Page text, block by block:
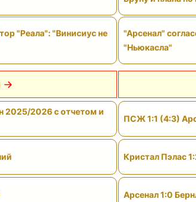
"Реала": "Винисиус не
"Арсенал"
"Ньюкасла"
2025/2026 с отчетом и
ПСЖ 1:1 (4:3)
Кристал Пэлас
Арсенал 1:0